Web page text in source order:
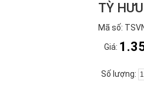
TỲ
Mã số:
Giá:
Số lượng: